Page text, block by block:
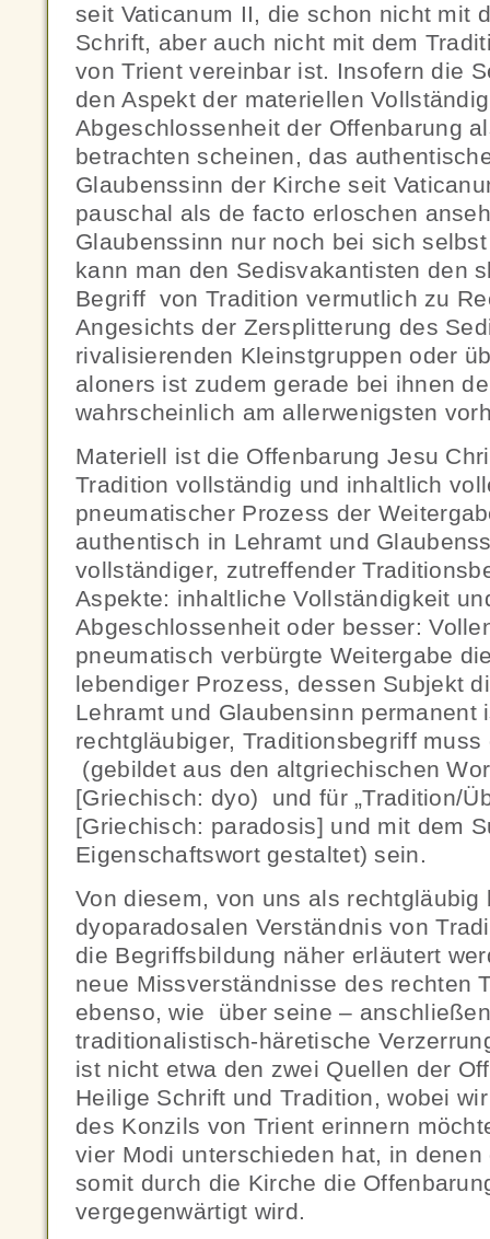
seit Vaticanum II, die schon nicht mit
Schrift, aber auch nicht mit dem
von Trient vereinbar ist. Insofern die
den Aspekt der materiellen
Abgeschlossenheit der Offenbarung
betrachten scheinen, das
Glaubenssinn der Kirche seit
pauschal als de facto erloschen
Glaubenssinn nur noch bei sich
kann man den Sedisvakantisten den
Begriff von Tradition vermutlich zu
Angesichts der Zersplitterung des
rivalisierenden Kleinstgruppen oder
aloners ist zudem gerade bei ihnen
wahrscheinlich am allerwenigsten
Materiell ist die Offenbarung Jesu
Tradition vollständig und inhaltlich
pneumatischer Prozess der
authentisch in Lehramt und
vollständiger, zutreffender
Aspekte: inhaltliche Vollständigkeit
Abgeschlossenheit oder besser:
pneumatisch verbürgte Weitergabe
lebendiger Prozess, dessen Subjekt
Lehramt und Glaubensinn permanent
rechtgläubiger, Traditionsbegriff
(gebildet aus den altgriechischen
[Griechisch: dyo) und für „Tradition/
[Griechisch: paradosis] und mit dem
Eigenschaftswort gestaltet) sein.
Von diesem, von uns als rechtgläubig
dyoparadosalen Verständnis von
die Begriffsbildung näher erläutert
neue Missverständnisse des rechten
ebenso, wie über seine –
traditionalistisch-häretische
ist nicht etwa den zwei Quellen der
Heilige Schrift und Tradition, wobei
des Konzils von Trient erinnern
vier Modi unterschieden hat, in
somit durch die Kirche die
vergegenwärtigt wird.